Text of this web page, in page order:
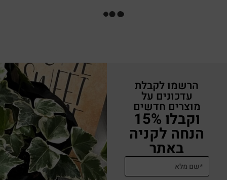
מתנה לבית ולחג אגרטל מיוחד, זר נצחי יבש, פמוטים ונרות